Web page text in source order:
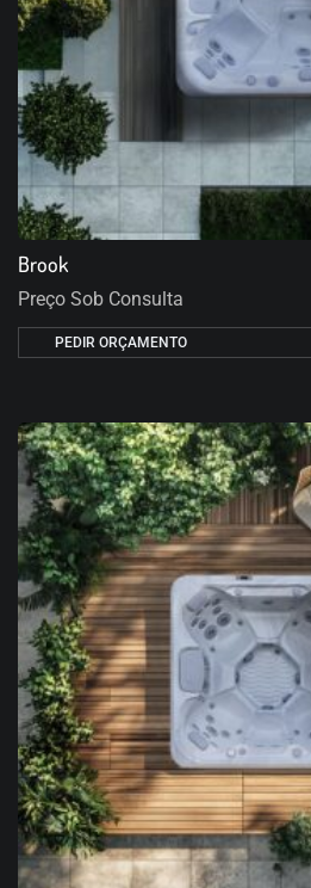
Brook
Preço Sob Consulta
PEDIR ORÇAMENTO